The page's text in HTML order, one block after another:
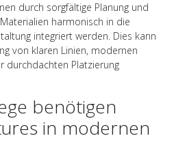
durch sorg­fäl­tige Planung und
harmo­nisch in die
inte­griert werden. Dies kann
von klaren Linien, moder­nen
durch­dach­ten Plat­zie­rung
benö­ti­gen
in moder­nen